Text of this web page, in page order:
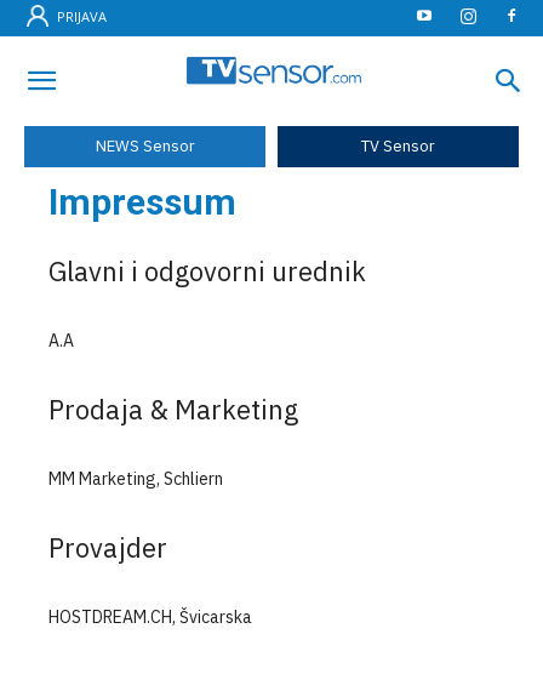
PRIJAVA
NEWS Sensor TV Sensor
Impressum
Glavni i odgovorni urednik
A.A
Prodaja & Marketing
MM Marketing, Schliern
Provajder
HOSTDREAM.CH, Švicarska